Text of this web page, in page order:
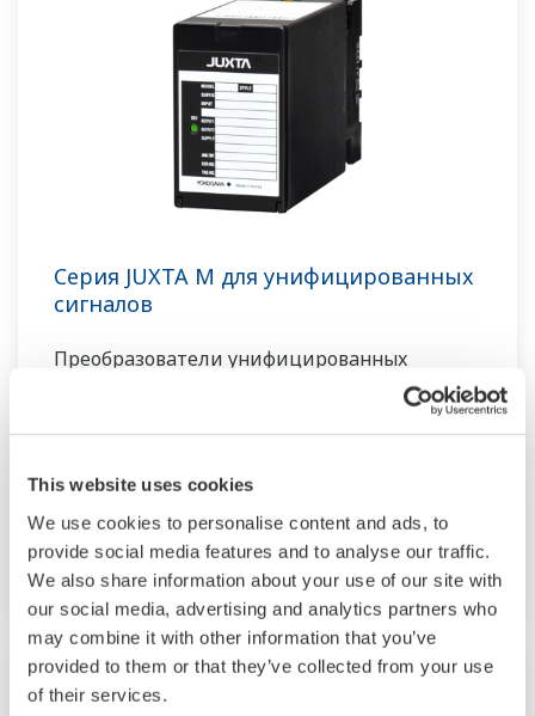
This website uses cookies
We use cookies to personalise content and ads, to
provide social media features and to analyse our traffic.
We also share information about your use of our site with
our social media, advertising and analytics partners who
may combine it with other information that you’ve
provided to them or that they’ve collected from your use
of their services.
Серия JUXTA M для унифицированных
сигналов
Преобразователи унифицированных
входных / выходных сигналов составляет от
4 до 20 мА постоянного тока или от 1 до 5 В
постоянного тока